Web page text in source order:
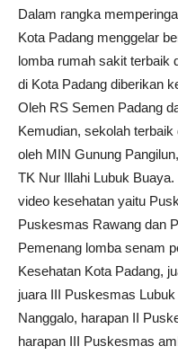
Dalam rangka
Kota Padang menggelar
lomba rumah sakit terbaik
di Kota Padang diberikan
Oleh RS Semen Padang
Kemudian, sekolah
oleh MIN Gunung
TK Nur Illahi Lubuk
video kesehatan yaitu
Puskesmas Rawang dan
Pemenang lomba senam
Kesehatan Kota Padang,
juara III Puskesmas
Nanggalo, harapan II
harapan III Puskesmas